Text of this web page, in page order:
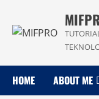
content
HOME ABOUT ME